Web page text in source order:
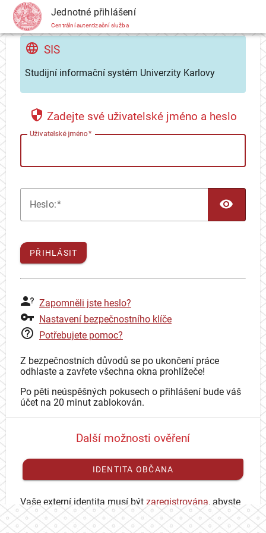
CAS Jednotné přihlášení
Centrální autentizační služba
SIS
Studijní informační systém Univerzity Karlovy
Zadejte své uživatelské jméno a heslo
Uživatelské jméno
Heslo:
PŘIHLÁSIT
Zapomněli jste heslo?
Nastavení bezpečnostního klíče
Potřebujete pomoc?
Z bezpečnostních důvodů se po ukončení práce
odhlaste a zavřete všechna okna prohlížeče!
Po pěti neúspěšných pokusech o přihlášení bude váš
účet na 20 minut zablokován.
Další možnosti ověření
IDENTITA OBČANA
Vaše externí identita musí být zaregistrována, abyste
se mohli přihlásit ke svému CAS účtu.